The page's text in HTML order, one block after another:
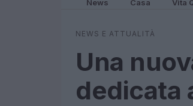
News Casa Vita
NEWS E ATTUALITÀ
Una
dedicata